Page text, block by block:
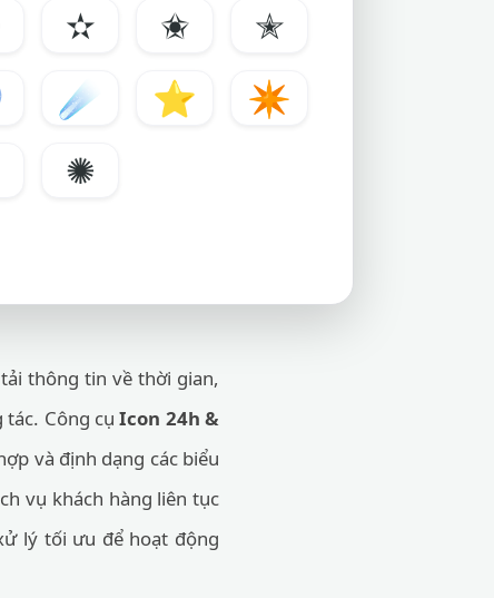
✫ ✬
✭
☄️ ⭐
✴️
✺
thông tin về thời gian,
tác. Công cụIcon 24h &
và định dạng các biểu
vụ khách hàng liên tục
lý tối ưu để hoạt động